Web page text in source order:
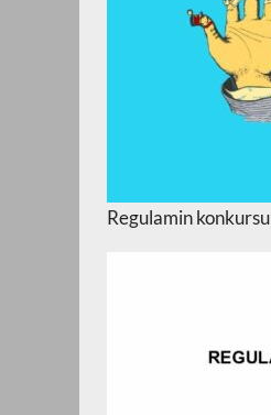
Regulamin konkursu